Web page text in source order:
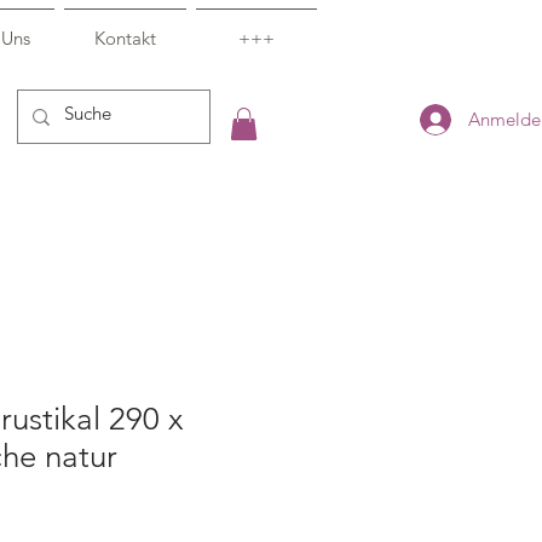
Kontakt +++
290 x
natur